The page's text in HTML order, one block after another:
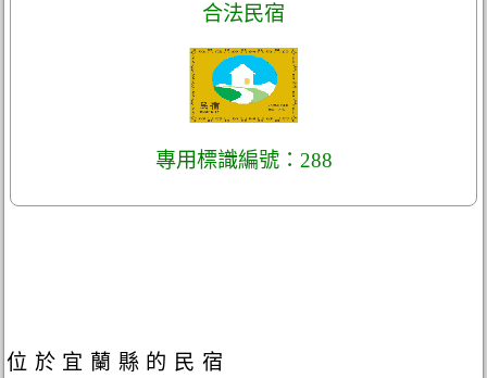
合法民宿
專用標識編號：288
位於宜蘭縣的民宿